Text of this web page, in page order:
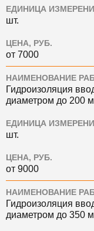
ЕДИНИЦА
шт.
ЦЕНА, РУБ.
от 7000
НАИМЕНОВАНИЕ
Гидроизоляция
диаметром до 200
ЕДИНИЦА
шт.
ЦЕНА, РУБ.
от 9000
НАИМЕНОВАНИЕ
Гидроизоляция
диаметром до 350